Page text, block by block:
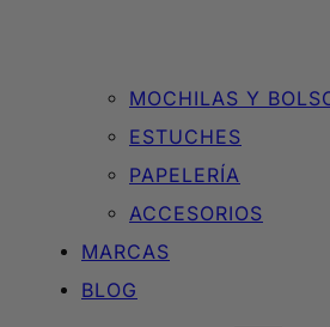
MOCHILAS Y
ESTUCHES
PAPELERÍA
ACCESORIOS
MARCAS
BLOG